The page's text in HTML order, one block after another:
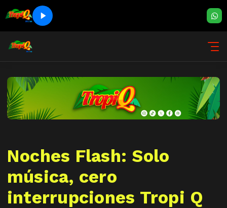
Noches Flash: Solo
música, cero
interrupciones Tropi Q